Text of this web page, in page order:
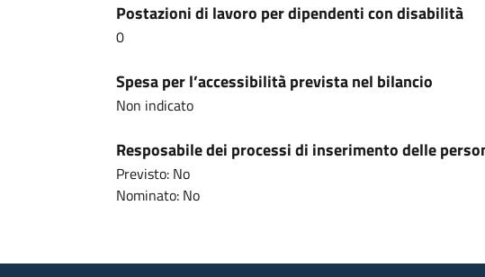
Postazioni di lavoro per dipendenti con disabilità
0
Spesa per l’accessibilità prevista nel bilancio
Non indicato
Resposabile dei processi di inserimento delle
Previsto: No
Nominato: No